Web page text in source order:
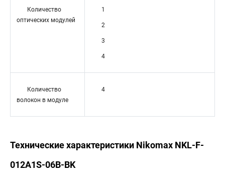
Количество
оптических модулей
1
2
3
4
Количество
волокон в модуле
4
Технические характеристики Nikomax NKL-F-
012A1S-06B-BK